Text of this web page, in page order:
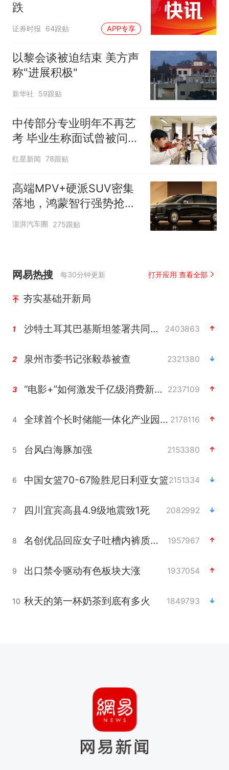
跌
证券时报 64跟贴 APP专享
以黎会谈被迫结束 美方声
称"进展积极"
新华社 59跟贴
中传部分专业明年不再艺
考 毕业生称面试曾被问
“如何策划晚会” 专家：遏
红星新闻 78跟贴
高端MPV+硬派SUV密集
落地，鸿蒙智行强势抢占
自主高端市场制高点
澎湃汽车圈 275跟贴
网易热搜 每30分钟更新 打开应用 查看全部
夯实基础开新局
1 沙特土耳其巴基斯坦签署共同防务协议 2403863
2 泉州市委书记张毅恭被查 2321380
3 “电影+”如何激发千亿级消费新活力？ 2237109
4 全球首个长时储能一体化产业园量产 2178116
5 台风白海豚加强 2153380
6 中国女篮70-67险胜尼日利亚女篮2151334
7 四川宜宾高县4.9级地震致1死 2082992
8 名创优品回应女子吐槽内裤质量差 1957967
9 出口禁令驱动有色板块大涨 1937054
10 秋天的第一杯奶茶到底有多火 1849793